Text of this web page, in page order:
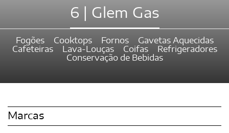
6 | Glem Gas
Fogões Cooktops Fornos
Gavetas Aquecidas
Cafeteiras
Lava-Louças Coifas
Refrigeradores
Conservação de Bebidas
Marcas